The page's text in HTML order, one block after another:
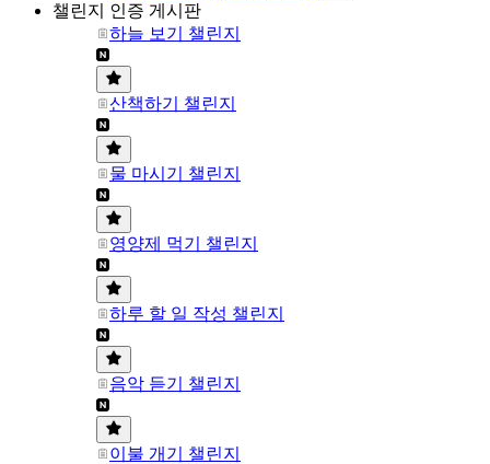
챌린지 인증 게시판
하늘 보기 챌린지
산책하기 챌린지
물 마시기 챌린지
영양제 먹기 챌린지
하루 할 일 작성 챌린지
음악 듣기 챌린지
이불 개기 챌린지